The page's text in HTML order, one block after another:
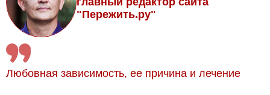
"Пережить.ру"
Любовная зависимость, ее причина и лечение